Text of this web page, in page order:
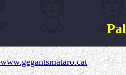
www.gegantsmataro.cat